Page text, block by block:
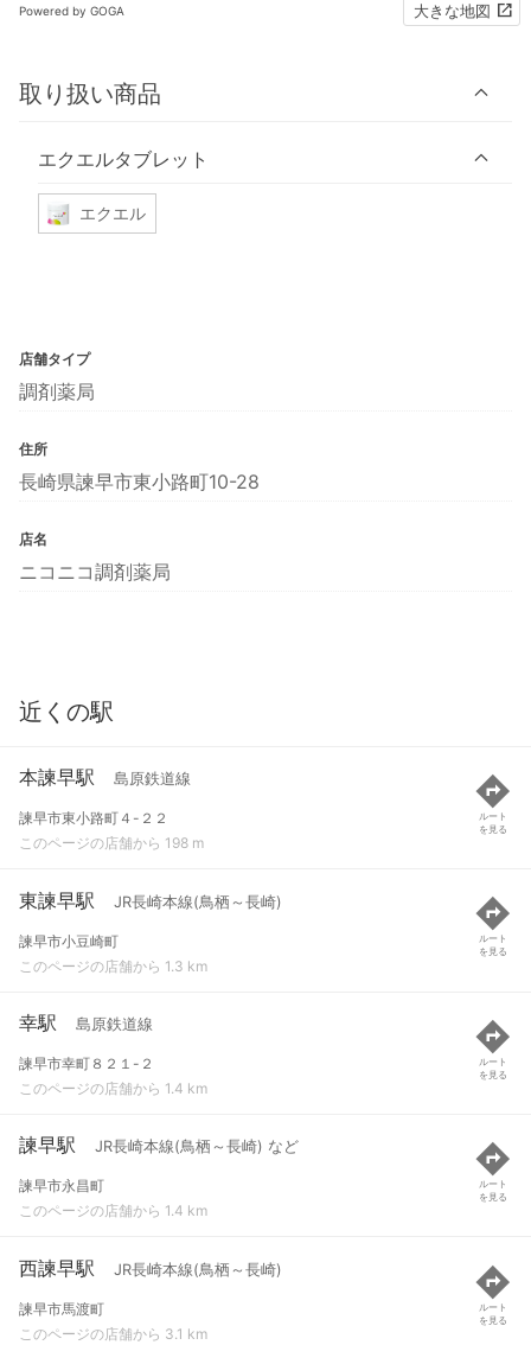
Powered by GOGA 大きな地図
取り扱い商品
エクエルタブレット
エクエル
店舗タイプ
調剤薬局
住所
長崎県諫早市東小路町10-28
店名
ニコニコ調剤薬局
近くの駅
本諫早駅 島原鉄道線
諫早市東小路町４-２２
このページの店舗から 198 m
ルート
を見る
東諫早駅 JR長崎本線(鳥栖～長崎)
諫早市小豆崎町
このページの店舗から 1.3 km
ルート
を見る
幸駅 島原鉄道線
諫早市幸町８２１-２
このページの店舗から 1.4 km
ルート
を見る
諫早駅 JR長崎本線(鳥栖～長崎) など
諫早市永昌町
このページの店舗から 1.4 km
ルート
を見る
西諫早駅 JR長崎本線(鳥栖～長崎)
諫早市馬渡町
このページの店舗から 3.1 km
ルート
を見る